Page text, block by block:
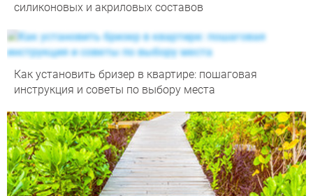
силиконовых и акриловых составов
Как установить бризер в квартире: пошаговая
инструкция и советы по выбору места